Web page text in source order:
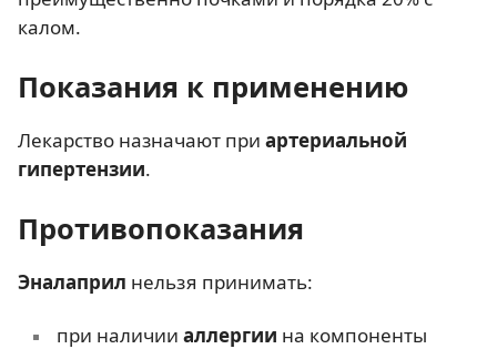
калом.
Показания к применению
Лекарство назначают при артериальной
гипертензии.
Противопоказания
Эналаприл нельзя принимать:
при наличии аллергии на компоненты